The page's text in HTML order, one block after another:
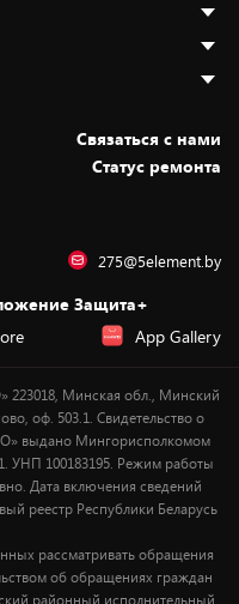
Cвязаться с нами
Статус ремонта
275@5element.by
Защита+
App Gallery
223018, Минская обл., Минский
оф. 503.1. Свидетельство о
выдано Мингорисполкомом
УНП 100183195. Режим работы
Дата включения сведений
реестр Республики Беларусь
рассматривать обращения
об обращениях граждан
районный исполнительный